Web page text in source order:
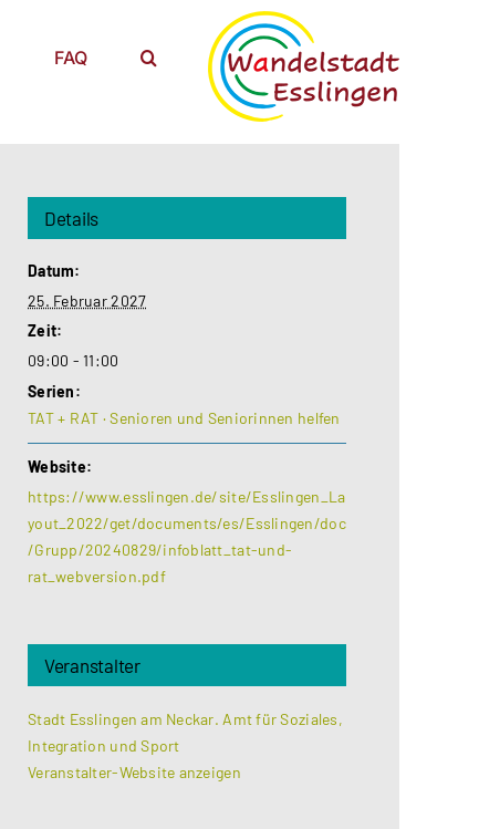
FAQ
Details
Datum:
25. Februar 2027
Zeit:
09:00 - 11:00
Serien:
TAT + RAT · Senioren und Seniorinnen helfen
Website:
https://www.esslingen.de/site/Esslingen_La
yout_2022/get/documents/es/Esslingen/doc
/Grupp/20240829/infoblatt_tat-und-
rat_webversion.pdf
Veranstalter
Stadt Esslingen am Neckar. Amt für Soziales,
Integration und Sport
Veranstalter-Website anzeigen